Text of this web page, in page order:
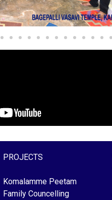
PROJECTS
Komalamme Peetam
Family Councelling